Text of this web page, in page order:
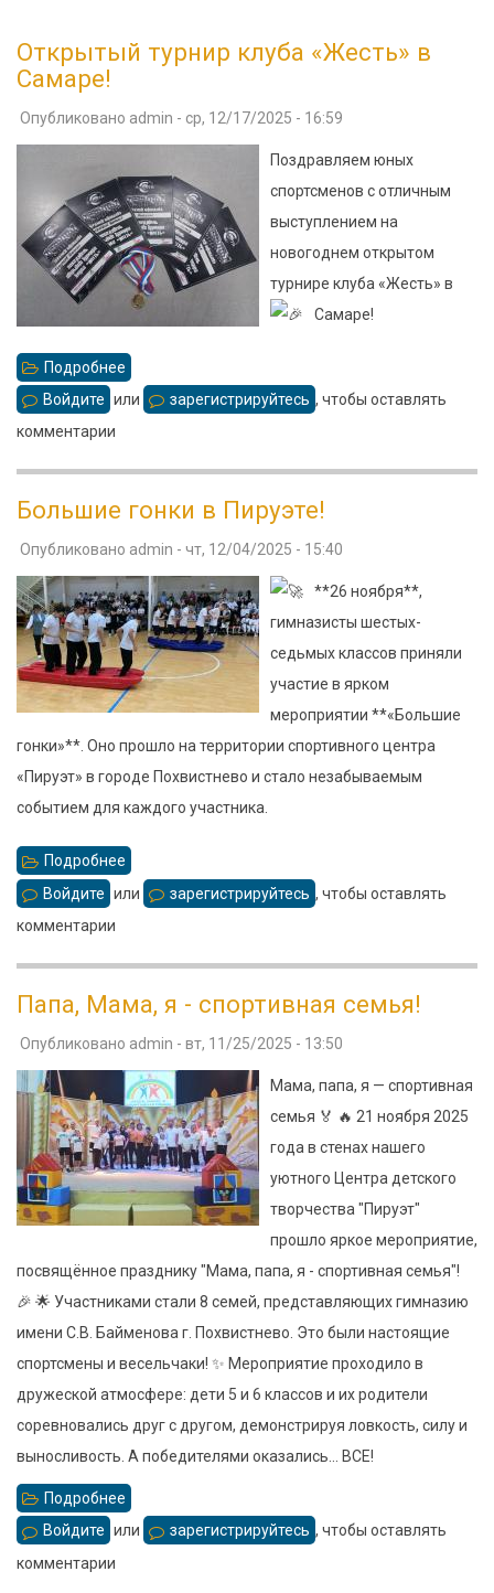
Открытый турнир клуба «Жесть» в
Самаре!
Опубликовано admin - ср, 12/17/2025 - 16:59
Поздравляем юных
спортсменов с отличным
выступлением на
новогоднем открытом
турнире клуба «Жесть» в
Самаре!
Подробнее
Открытый
в
Самаре!
Войдите или зарегистрируйтесь , чтобы оставлять
комментарии
Большие гонки в Пируэте!
Опубликовано admin - чт, 12/04/2025 - 15:40
**26 ноября**,
гимназисты шестых-
седьмых классов приняли
участие в ярком
мероприятии **«Большие
гонки»**. Оно прошло на территории спортивного центра
«Пируэт» в городе Похвистнево и стало незабываемым
событием для каждого участника.
Подробнее
Большие
Войдите или зарегистрируйтесь , чтобы оставлять
комментарии
Папа, Мама, я - спортивная семья!
Опубликовано admin - вт, 11/25/2025 - 13:50
Мама, папа, я — спортивная
семья 🏅 🔥 21 ноября 2025
года в стенах нашего
уютного Центра детского
творчества "Пируэт"
прошло яркое мероприятие,
посвящённое празднику "Мама, папа, я - спортивная семья"!
🎉 🌟 Участниками стали 8 семей, представляющих гимназию
имени С.В. Байменова г. Похвистнево. Это были настоящие
спортсмены и весельчаки! ✨ Мероприятие проходило в
дружеской атмосфере: дети 5 и 6 классов и их родители
соревновались друг с другом, демонстрируя ловкость, силу и
выносливость. А победителями оказались... ВСЕ!
Подробнее
Папа,
Войдите или зарегистрируйтесь , чтобы оставлять
комментарии